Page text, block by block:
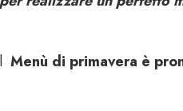
Menù di primavera è